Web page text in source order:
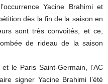
Yacine Brahimi et
dès la fin de la saison en
sont très convoités, et ce,
de rideau de la saison
le Paris Saint-Germain, l’AC
signer Yacine Brahimi l’été